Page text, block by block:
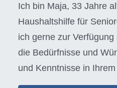
Ich bin Maja, 33 Jahre
Haushaltshilfe für
ich gerne zur
die Bedürfnisse und
und Kenntnisse in